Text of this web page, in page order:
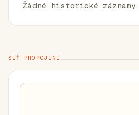
Žádné historické záznamy.
SÍŤ PROPOJENÍ